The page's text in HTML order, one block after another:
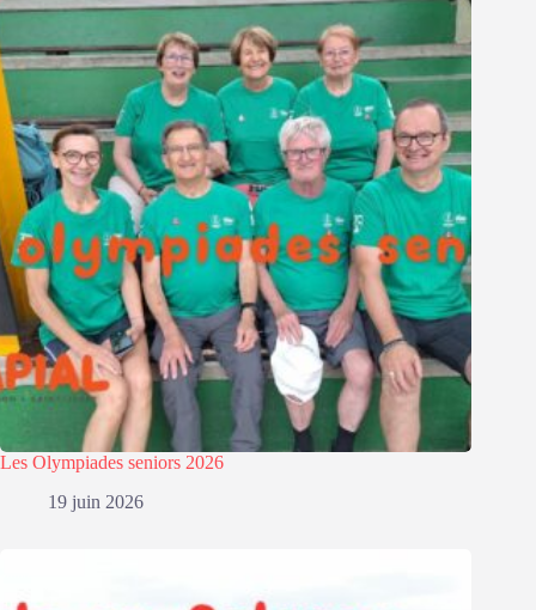
Les Olympiades seniors 2026
19 juin 2026